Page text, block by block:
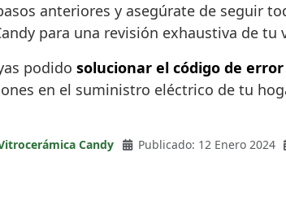
anteriores y asegúrate de seguir
para una revisión exhaustiva de tu
podido solucionar el código de error
en el suministro eléctrico de tu
Candy Publicado: 12 Enero 2024